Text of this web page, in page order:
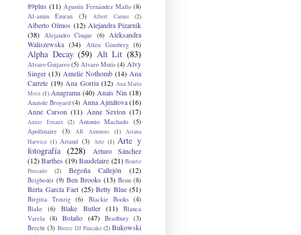
89plus (11) Agustín Fernández Mallo (8)
Al-amin Emran
(3) Albert Camus (2)
Alberto Olmos (12) Alejandra Pizarnik
(38)
Alejandro Cinque (6)
Aleksandra
Waliszewska (34) Allen Ginsberg (6)
Alpha Decay (59) Alt Lit (83)
Alvaro Guijarro (5) Alvaro Mutis (4) Alvy
Singer (13) Amelie Nothomb (14) Ana
Carrete (19) Ana Gorria (12) Ana María
Moix (1) Anagrama (40) Anais Nin (18)
Anatole Broyard (4) Anna Ajmátova (16)
Anne Carson (11) Anne Sexton (17)
Annie Ernaux (2) Antonio Machado
(5)
Apollinaire
(3) AR Ammons (1)
Ariana
Harwicz (1) Artaud (3) Arte (1) Arte y
fotografía (228)
Arturo Sánchez
(12) Barthes (19) Baudelaire (21) Beatriz
Preciado
(2) Begoña Callejón (12)
Beigbeder (9) Ben Brooks (13) Benn (8)
Berta García Faet (25) Betty Blue (51)
Birgitta Trotzig (6) Blackie Books (4)
Blake
(6) Blake Butler (11)
Blanca
Varela
(8) Bolaño (47) Bradbury (3)
Brecht (3) Breece DJ Pancake (2) Bukowski